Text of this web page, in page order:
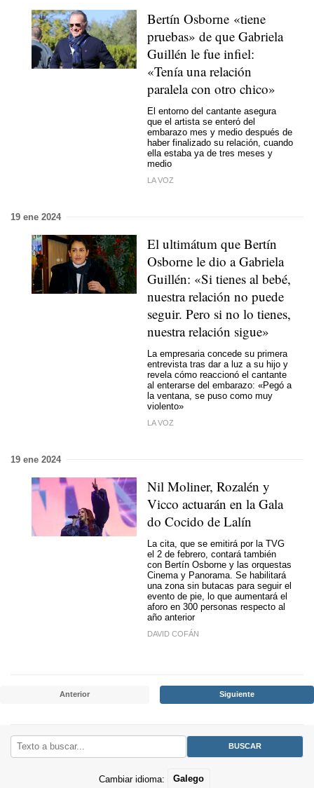
Bertín Osborne «tiene
pruebas» de que Gabriela
Guillén le fue infiel:
«Tenía una relación
paralela con otro chico»
El entorno del cantante asegura
que el artista se enteró del
embarazo mes y medio después de
haber finalizado su relación, cuando
ella estaba ya de tres meses y
medio
LA VOZ
19 ene 2024
El ultimátum que Bertín
Osborne le dio a Gabriela
Guillén: «Si tienes al bebé,
nuestra relación no puede
seguir. Pero si no lo tienes,
nuestra relación sigue»
La empresaria concede su primera
entrevista tras dar a luz a su hijo y
revela cómo reaccionó el cantante
al enterarse del embarazo: «Pegó a
la ventana, se puso como muy
violento»
LA VOZ
19 ene 2024
Nil Moliner, Rozalén y
Vicco actuarán en la Gala
do Cocido de Lalín
La cita, que se emitirá por la TVG
el 2 de febrero, contará también
con Bertín Osborne y las orquestas
Cinema y Panorama. Se habilitará
una zona sin butacas para seguir el
evento de pie, lo que aumentará el
aforo en 300 personas respecto al
año anterior
DAVID COFÁN
Anterior Siguiente
Cambiar idioma: Galego